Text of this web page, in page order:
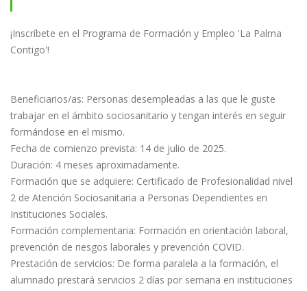
Dependientes en Instituciones Sociales
¡Inscríbete en el Programa de Formación y Empleo 'La Palma
Contigo'!
Beneficiarios/as: Personas desempleadas a las que le guste
trabajar en el ámbito sociosanitario y tengan interés en seguir
formándose en el mismo.
Fecha de comienzo prevista: 14 de julio de 2025.
Duración: 4 meses aproximadamente.
Formación que se adquiere: Certificado de Profesionalidad nivel
2 de Atención Sociosanitaria a Personas Dependientes en
Instituciones Sociales.
Formación complementaria: Formación en orientación laboral,
prevención de riesgos laborales y prevención COVID.
Prestación de servicios: De forma paralela a la formación, el
alumnado prestará servicios 2 días por semana en instituciones